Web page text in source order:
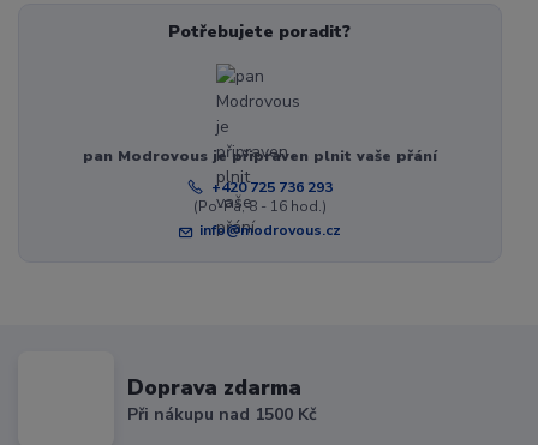
Potřebujete poradit?
pan Modrovous je připraven plnit vaše přání
+420 725 736 293
(Po-Pá, 8 - 16 hod.)
info@modrovous.cz
Doprava zdarma
Při nákupu nad 1500 Kč